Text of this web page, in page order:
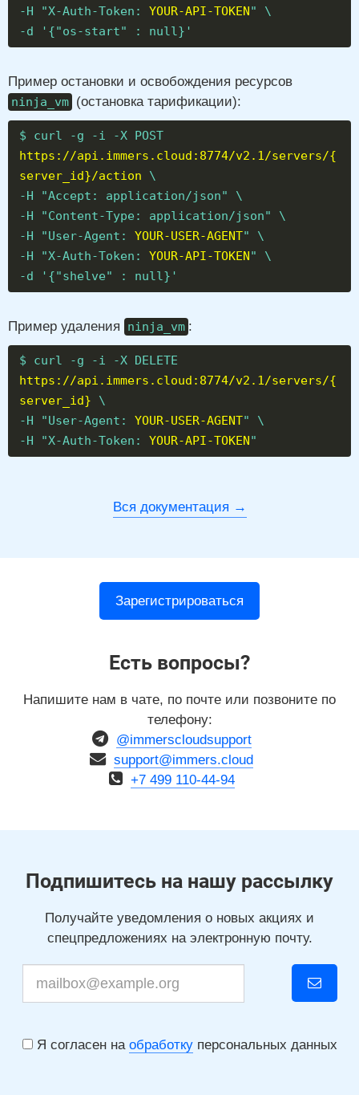
-H "X-Auth-Token: YOUR-API-TOKEN" \
-d '{"os-start" : null}'
Пример остановки и освобождения ресурсов
ninja_vm (остановка тарификации):
$ curl -g -i -X POST
https://api.immers.cloud:8774/v2.1/servers/{
server_id}/action \
-H "Accept: application/json" \
-H "Content-Type: application/json" \
-H "User-Agent: YOUR-USER-AGENT" \
-H "X-Auth-Token: YOUR-API-TOKEN" \
-d '{"shelve" : null}'
Пример удаления ninja_vm :
$ curl -g -i -X DELETE
https://api.immers.cloud:8774/v2.1/servers/{
server_id} \
-H "User-Agent: YOUR-USER-AGENT" \
-H "X-Auth-Token: YOUR-API-TOKEN"
Вся документация
Зарегистрироваться
Есть вопросы?
Напишите нам в чате, по почте или позвоните по
телефону:
@immerscloudsupport
support@immers.cloud
+7 499 110-44-94
Подпишитесь на нашу рассылку
Получайте уведомления о новых акциях и
спецпредложениях на электронную почту.
Я согласен на обработкуперсональных данных